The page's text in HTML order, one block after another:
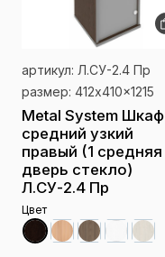
артикул: Л.СУ-2.4 Пр
размер: 412x410x1215
Metal System Шкаф
средний узкий
правый (1 средняя
дверь стекло)
Л.СУ-2.4 Пр
Цвет